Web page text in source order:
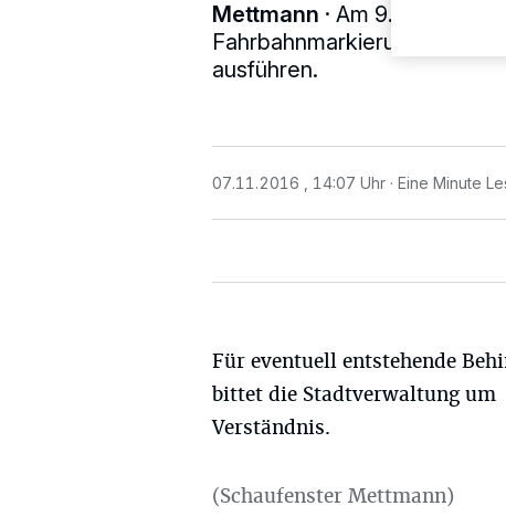
Mettmann · Am 9. und 10.
ausführen.
07.11.2016 , 14:07 Uhr Eine Minute
Für eventuell entstehende
bittet die Stadtverwaltung um
Verständnis.
(Schaufenster Mettmann)